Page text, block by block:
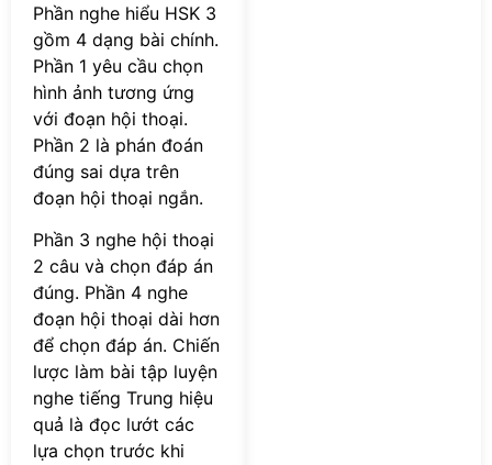
Phần nghe hiểu HSK 3
gồm 4 dạng bài chính.
Phần 1 yêu cầu chọn
hình ảnh tương ứng
với đoạn hội thoại.
Phần 2 là phán đoán
đúng sai dựa trên
đoạn hội thoại ngắn.
Phần 3 nghe hội thoại
2 câu và chọn đáp án
đúng. Phần 4 nghe
đoạn hội thoại dài hơn
để chọn đáp án. Chiến
lược làm bài tập luyện
nghe tiếng Trung hiệu
quả là đọc lướt các
lựa chọn trước khi